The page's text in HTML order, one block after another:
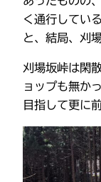
く通行してい
と、結局、刈
刈場坂峠は閑
ョップも無か
目指して更に